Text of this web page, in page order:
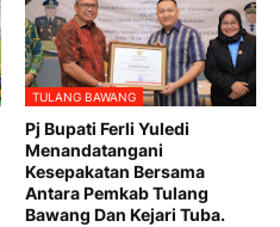
TULANG BAWANG
Pj Bupati Ferli Yuledi
Menandatangani
Kesepakatan Bersama
Antara Pemkab Tulang
Bawang Dan Kejari Tuba.